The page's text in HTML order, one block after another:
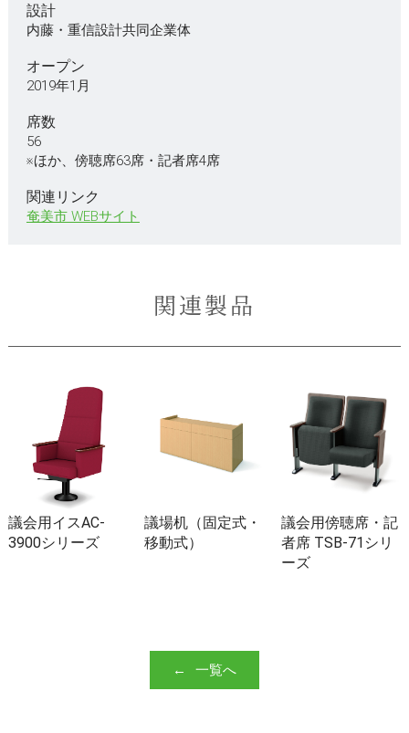
設計
内藤・重信設計共同企業体
オープン
2019年1月
席数
56
※ほか、傍聴席63席・記者席4席
関連リンク
奄美市 WEBサイト
関連製品
議会用イスAC-
3900シリーズ
議場机（固定式・
移動式）
議会用傍聴席・記
者席 TSB-71シリ
ーズ
一覧へ